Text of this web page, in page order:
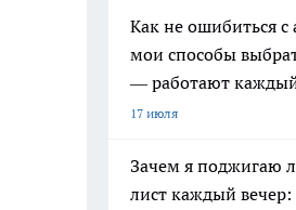
Как не ошибиться с
мои способы
— работают
17 июля
Зачем я поджигаю
лист каждый вечер: